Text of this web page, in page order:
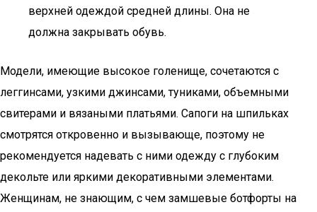
верхней одеждой средней длины. Она не
должна закрывать обувь.
Модели, имеющие высокое голенище, сочетаются с
леггинсами, узкими джинсами, туниками, объемными
свитерами и вязаными платьями. Сапоги на шпильках
смотрятся откровенно и вызывающе, поэтому не
рекомендуется надевать с ними одежду с глубоким
декольте или яркими декоративными элементами.
Женщинам, не знающим, с чем замшевые ботфорты на